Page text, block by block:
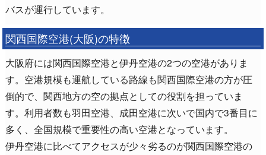
バスが運行しています。
関西国際空港(大阪)の特徴
大阪府には関西国際空港と伊丹空港の2つの空港がありま
す。空港規模も運航している路線も関西国際空港の方が圧
倒的で、関西地方の空の拠点としての役割を担っていま
す。利用者数も羽田空港、成田空港に次いで国内で3番目に
多く、全国規模で重要性の高い空港となっています。
伊丹空港に比べてアクセスが少々劣るのが関西国際空港の